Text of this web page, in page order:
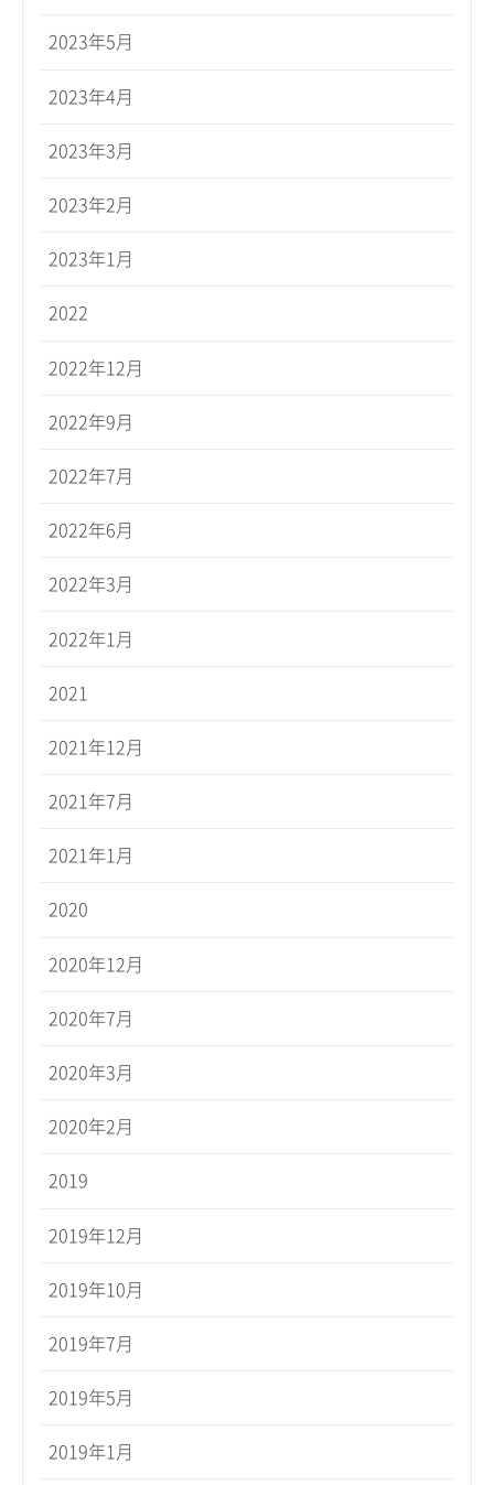
2023年5月
2023年4月
2023年3月
2023年2月
2023年1月
2022
2022年12月
2022年9月
2022年7月
2022年6月
2022年3月
2022年1月
2021
2021年12月
2021年7月
2021年1月
2020
2020年12月
2020年7月
2020年3月
2020年2月
2019
2019年12月
2019年10月
2019年7月
2019年5月
2019年1月